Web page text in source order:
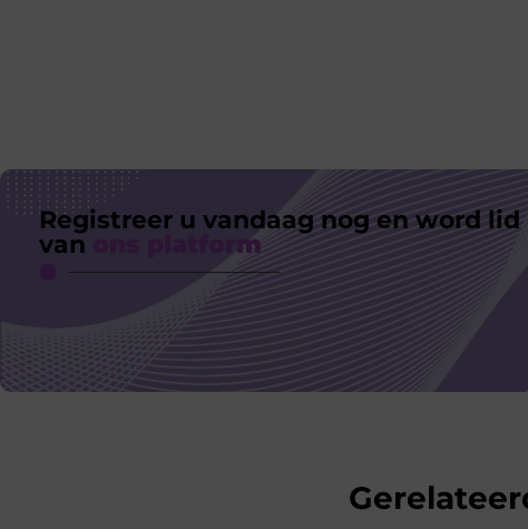
Registreer u vandaag nog en word lid
van
ons platform